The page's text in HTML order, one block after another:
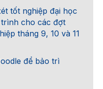
tốt nghiệp đại học
cho các đợt
tháng 9, 10 và 11
để bảo trì